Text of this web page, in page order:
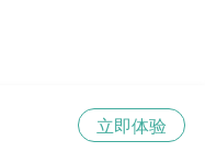
立即体验